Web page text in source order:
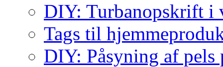
DIY: Turbanopskrift i
Tags til
DIY: Påsyning af